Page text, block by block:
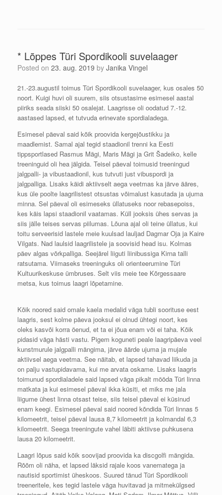
* Lõppes Türi Spordikooli suvelaager
Posted on 23. aug. 2019 by Janika Vingel
21.-23.augustil toimus Türi Spordikooli suvelaager, kus osales 50
noort. Kuigi huvi oli suurem, siis otsustasime esimesel aastal
piiriks seada siiski 50 osalejat. Laagrisse oli oodatud 7.-12.
aastased lapsed, et tutvuda erinevate spordialadega.
Esimesel päeval said kõik proovida kergejõustikku ja
maadlemist. Samal ajal tegid staadionil trenni ka Eesti
tippsportlased Rasmus Mägi, Maris Mägi ja Grit Šadeiko, kelle
treeninguid oli hea jälgida. Teisel päeval toimusid treeningud
jalgpalli- ja vibustaadionil, kus tutvuti just vibuspordi ja
jalgpalliga. Lisaks käidi aktiivselt aega veetmas ka järve ääres,
kus üle poolte laagrilistest otsustas võimalust kasutada ja ujuma
minna. Sel päeval oli esimeseks üllatuseks noor rebasepoiss,
kes käis lapsi staadionil vaatamas. Küll jooksis ühes servas ja
siis jälle teises servas piilumas. Lõuna ajal oli teine üllatus, kui
toitu serveerisid lastele meie kuulsad lauljad Dagmar Oja ja Kaire
Vilgats. Nad laulsid laagrilistele ja soovisid head isu. Kolmas
päev algas võrkpalliga. Seejärel liiguti liinibussiga Kirna talli
ratsutama. Viimaseks treeninguks oli orienteerumine Türi
Kultuurikeskuse ümbruses. Selt viis meie tee Kõrgessaare
metsa, kus toimus laagri lõpetamine.
Kõik noored said omale kaela medalid väga tubli soorituse eest
laagris, sest kolme päeva jooksul ei olnud ühtegi noort, kes
oleks kasvõi korra öenud, et ta ei jõua enam või ei taha. Kõik
pidasid väga hästi vastu. Pigem koguneti peale laagripäeva veel
kunstmurule jalgpalli mängima, järve äärde ujuma ja mujale
aktiivsel aega veetma. See näitab, et lapsed tahavad liikuda ja
on palju vastupidavama, kui me arvata oskame. Lisaks laagris
toimunud spordialadele said lapsed väga pikalt mööda Türi linna
matkata ja kui esimesel päeval ikka küsiti, et miks me jala
liigume ühest linna otsast teise, siis teisel päeval ei küsinud
enam keegi. Esimesel päeval said noored kõndida Türi linnas 5
kilomeetrit, teisel päeval lausa 8,7 kilomeetrit ja kolmandal 6,3
kilomeetrit. Seega treeningute vahel läbiti aktiivse puhkusena
lausa 20 kilomeetrit.
Laagri lõpus said kõik soovijad proovida ka discgolfi mängida.
Rõõm oli näha, et lapsed läksid rajale koos vanematega ja
nautisid sportimist üheskoos. Suured tänud Türi Spordikooli
treeneritele, kes tegid lastele väga huvitavad ja mitmekülgsed